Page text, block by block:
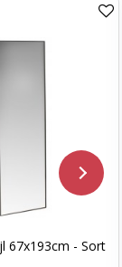
67x193cm - Sort